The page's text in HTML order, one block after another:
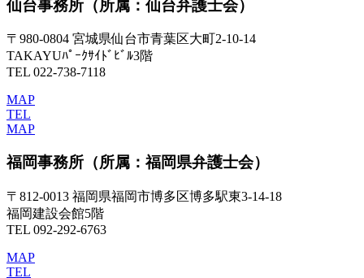
仙台事務所 （所属：仙台弁護士会）
〒980-0804 宮城県仙台市青葉区大町2-10-14
TAKAYUﾊﾟｰｸｻｲﾄﾞﾋﾞﾙ3階
TEL 022-738-7118
MAP
TEL
MAP
福岡事務所 （所属：福岡県弁護士会）
〒812-0013 福岡県福岡市博多区博多駅東3-14-18
福岡建設会館5階
TEL 092-292-6763
MAP
TEL